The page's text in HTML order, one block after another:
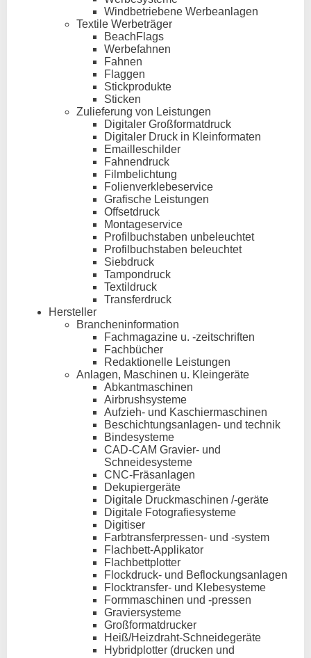
Windbetriebene Werbeanlagen
Textile Werbeträger
BeachFlags
Werbefahnen
Fahnen
Flaggen
Stickprodukte
Sticken
Zulieferung von Leistungen
Digitaler Großformatdruck
Digitaler Druck in Kleinformaten
Emailleschilder
Fahnendruck
Filmbelichtung
Folienverklebeservice
Grafische Leistungen
Offsetdruck
Montageservice
Profilbuchstaben unbeleuchtet
Profilbuchstaben beleuchtet
Siebdruck
Tampondruck
Textildruck
Transferdruck
Hersteller
Brancheninformation
Fachmagazine u. -zeitschriften
Fachbücher
Redaktionelle Leistungen
Anlagen, Maschinen u. Kleingeräte
Abkantmaschinen
Airbrushsysteme
Aufzieh- und Kaschiermaschinen
Beschichtungsanlagen- und technik
Bindesysteme
CAD-CAM Gravier- und
Schneidesysteme
CNC-Fräsanlagen
Dekupiergeräte
Digitale Druckmaschinen /-geräte
Digitale Fotografiesysteme
Digitiser
Farbtransferpressen- und -system
Flachbett-Applikator
Flachbettplotter
Flockdruck- und Beflockungsanlagen
Flocktransfer- und Klebesysteme
Formmaschinen und -pressen
Graviersysteme
Großformatdrucker
Heiß/Heizdraht-Schneidegeräte
Hybridplotter (drucken und